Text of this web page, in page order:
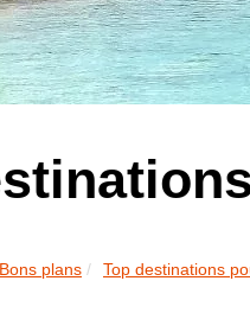
Bons plans Top destinations